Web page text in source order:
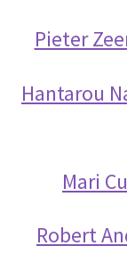
【黒体放
Pieter
Hantarou
Mari
Robert